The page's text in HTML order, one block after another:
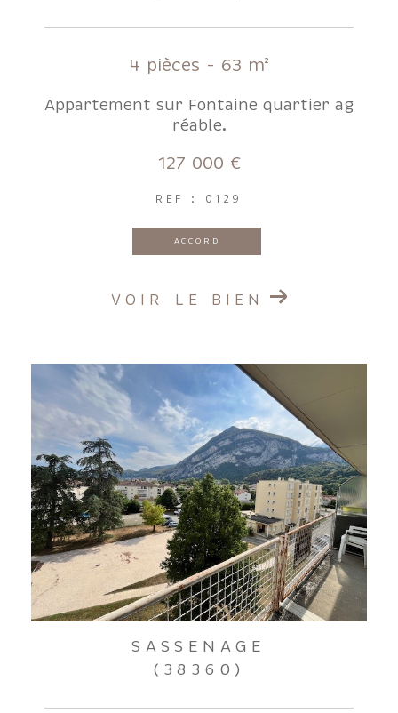
4 pièces - 63 m²
Appartement sur Fontaine quartier ag
réable.
127 000 €
REF : 0129
ACCORD
VOIR LE BIEN
SASSENAGE
(38360)